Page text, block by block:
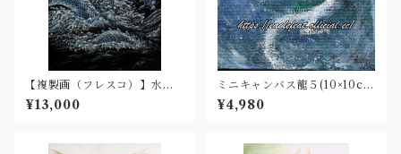
【複製画（フレスコ）】水龍
２（2L判サイズ）
¥13,000
ミニキャンバス龍５(10×10c
m)原画
¥4,980